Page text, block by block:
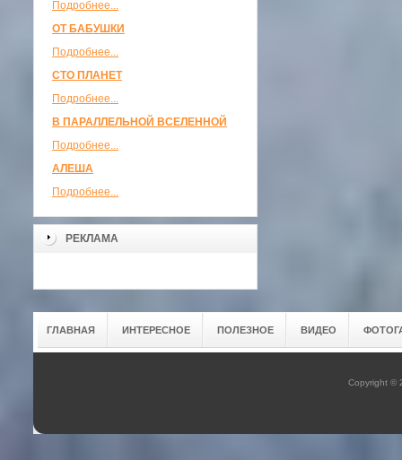
Подробнее...
ОТ БАБУШКИ
Подробнее...
СТО ПЛАНЕТ
Подробнее...
В ПАРАЛЛЕЛЬНОЙ ВСЕЛЕННОЙ
Подробнее...
АЛЕША
Подробнее...
РЕКЛАМА
ГЛАВНАЯ ИНТЕРЕСНОЕ ПОЛЕЗНОЕ ВИДЕО
Copyright ©